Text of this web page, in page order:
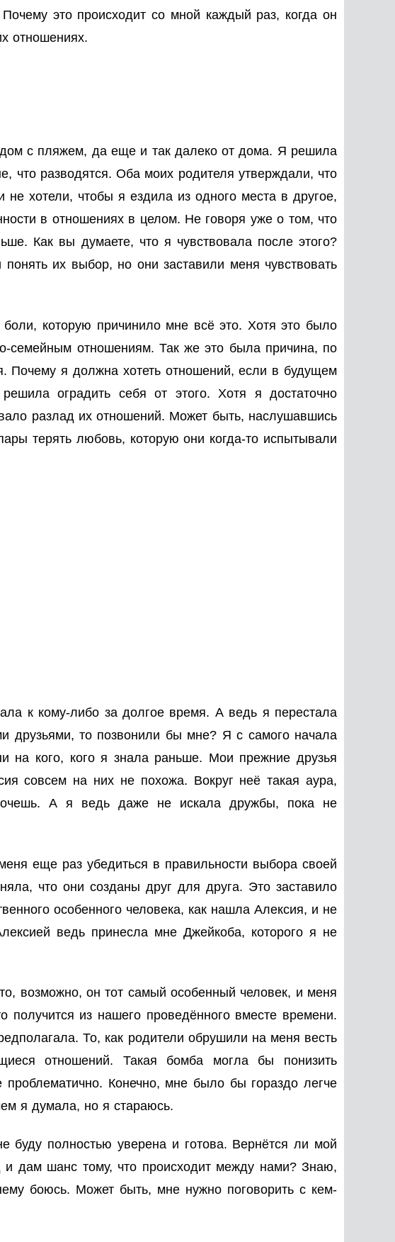
это происходит со мной каждый раз, когда он
отношениях.
с пляжем, да еще и так далеко от дома. Я решила
что разводятся. Оба моих родителя утверждали, что
хотели, чтобы я ездила из одного места в другое,
в отношениях в целом. Не говоря уже о том, что
Как вы думаете, что я чувствовала после этого?
их выбор, но они заставили меня чувствовать
которую причинило мне всё это. Хотя это было
семейным отношениям. Так же это была причина, по
Почему я должна хотеть отношений, если в будущем
оградить себя от этого. Хотя я достаточно
разлад их отношений. Может быть, наслушавшись
терять любовь, которую они когда-то испытывали
к кому-либо за долгое время. А ведь я перестала
друзьями, то позвонили бы мне? Я с самого начала
кого, кого я знала раньше. Мои прежние друзья
совсем на них не похожа. Вокруг неё такая аура,
хочешь. А я ведь даже не искала дружбы, пока не
еще раз убедиться в правильности выбора своей
что они созданы друг для друга. Это заставило
особенного человека, как нашла Алексия, и не
ведь принесла мне Джейкоба, которого я не
возможно, он тот самый особенный человек, и меня
получится из нашего проведённого вместе времени.
То, как родители обрушили на меня весть
отношений. Такая бомба могла бы понизить
Конечно, мне было бы гораздо легче
я думала, но я стараюсь.
буду полностью уверена и готова. Вернётся ли мой
и дам шанс тому, что происходит между нами? Знаю,
боюсь. Может быть, мне нужно поговорить с кем-